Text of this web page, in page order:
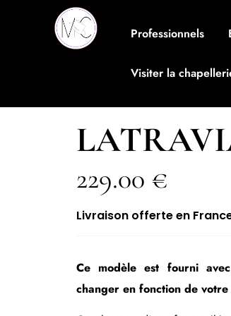
Professionnels
Visiter la
229.00 €
Livraison offerte en
Ce modèle est fourni
changer en fonction de